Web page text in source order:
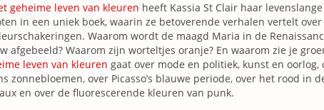
geheime leven van kleuren heeft Kassia St Clair haar
in een uniek boek, waarin ze betoverende verhalen vertelt
Waarom wordt de maagd Maria in de
afgebeeld? Waarom zijn worteltjes oranje? En waarom zie je
leven van kleuren gaat over mode en politiek, kunst en oorlog,
zonnebloemen, over Picasso’s blauwe periode, over het rood in
en over de fluorescerende kleuren van punk.